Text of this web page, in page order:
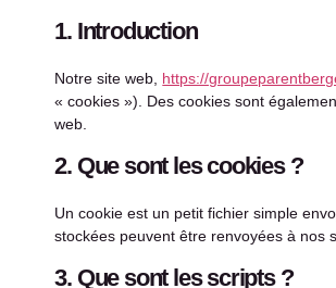
1. Introduction
Notre site web, https://
« cookies »). Des cookies sont
web.
2. Que sont les cookies ?
Un cookie est un petit fichier simple
stockées peuvent être renvoyées à nos
3. Que sont les scripts ?